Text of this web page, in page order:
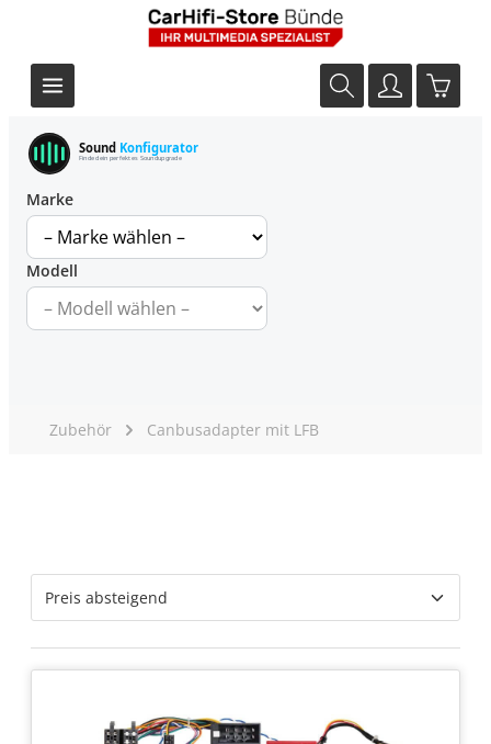
Sound Konfigurator
Finde dein perfektes Soundupgrade
Marke
Modell
Zubehör Canbusadapter mit LFB